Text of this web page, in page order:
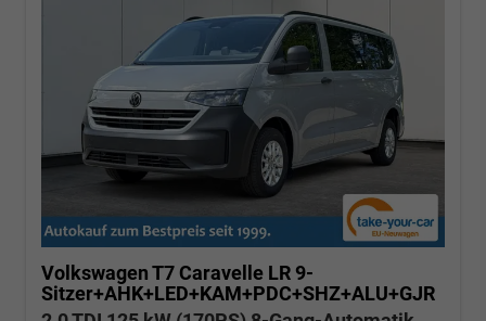
Volkswagen T7 Caravelle LR 9-
Sitzer+AHK+LED+KAM+PDC+SHZ+ALU+GJR